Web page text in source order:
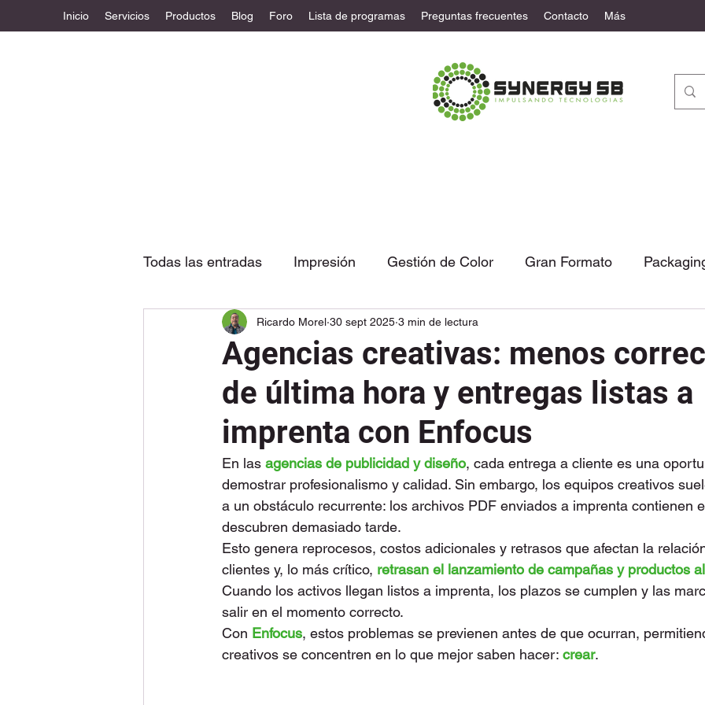
Inicio Servicios Productos Blog Foro Lista de programas Preguntas frecuentes Contacto Más
Todas las entradas Impresión Gestión de Color Gran Formato
Etiquetas Diseño estructural Automatización
Agencias creativas: menos
de última hora y entregas listas a
imprenta con Enfocus
Ricardo Morel 30 sept 2025 3 min de lectura
En las agencias de publicidad y diseño, cada entrega a cliente es una
demostrar profesionalismo y calidad. Sin embargo, los equipos creativos
a un obstáculo recurrente: los archivos PDF enviados a imprenta contienen
descubren demasiado tarde.
Esto genera reprocesos, costos adicionales y retrasos que afectan la
clientes y, lo más crítico, retrasan el lanzamiento de campañas y productos
Cuando los activos llegan listos a imprenta, los plazos se cumplen y las
salir en el momento correcto.
Con Enfocus, estos problemas se previenen antes de que ocurran,
creativos se concentren en lo que mejor saben hacer: crear.